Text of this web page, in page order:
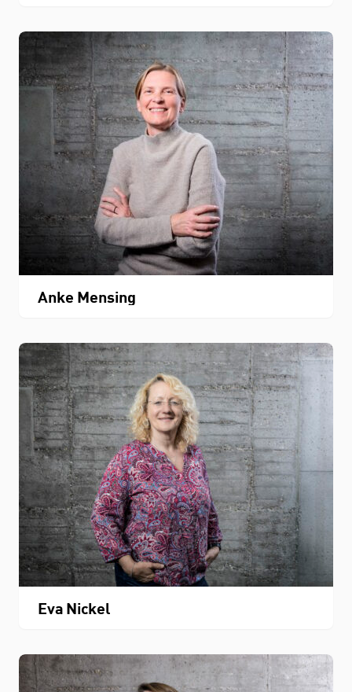
Anke Mensing
Eva Nickel